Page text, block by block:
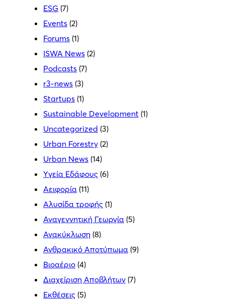
ESG (7)
Events (2)
Forums (1)
ISWA News (2)
Podcasts (7)
r3-news (3)
Startups (1)
Sustainable Development (1)
Uncategorized (3)
Urban Forestry (2)
Urban News (14)
Yγεία Εδάφους (6)
Αειφορία (11)
Αλυσίδα τροφής (1)
Αναγεννητική Γεωργία (5)
Ανακύκλωση (8)
Ανθρακικό Αποτύπωμα (9)
Βιοαέριο (4)
Διαχείριση Αποβλήτων (7)
Εκθέσεις (5)